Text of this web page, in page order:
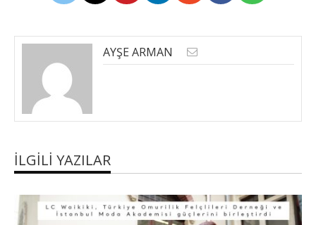
AYŞE ARMAN
İLGILI YAZILAR